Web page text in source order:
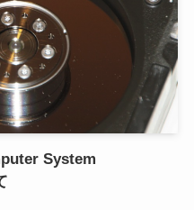
System